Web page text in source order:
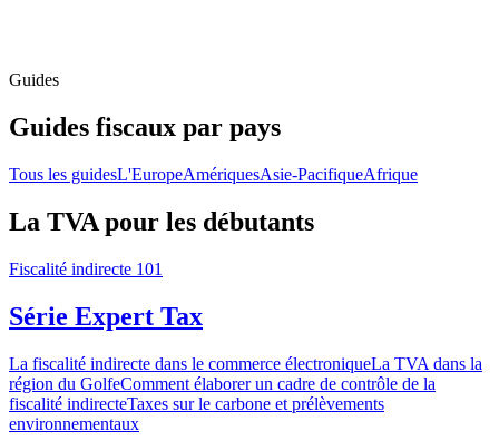
Guides
Guides fiscaux par pays
Tous les guidesL'EuropeAmériquesAsie-PacifiqueAfrique
La TVA pour les débutants
Fiscalité indirecte 101
Série Expert Tax
La fiscalité indirecte dans le commerce électroniqueLa TVA dans la
région du GolfeComment élaborer un cadre de contrôle de la
fiscalité indirecteTaxes sur le carbone et prélèvements
environnementaux